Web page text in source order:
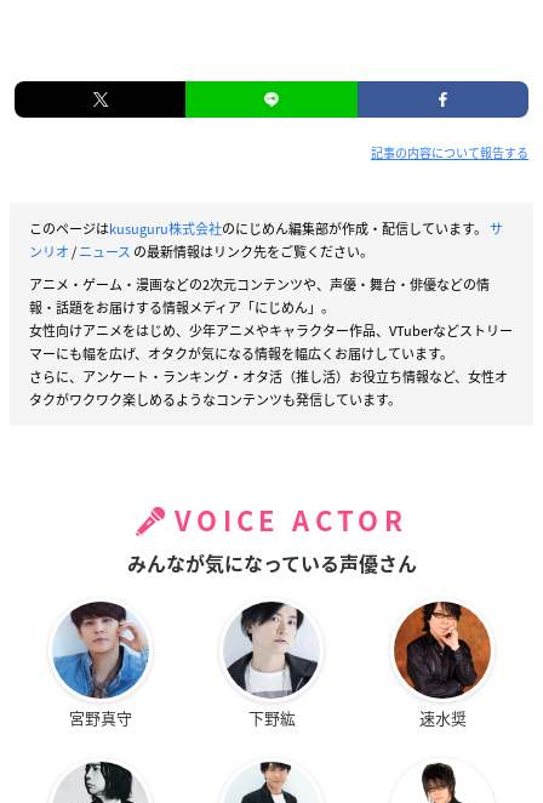
記事の内容について報告する
このページはkusuguru株式会社のにじめん編集部が作成・配信しています。 サ
ンリオ/ニュース の最新情報はリンク先をご覧ください。
アニメ・ゲーム・漫画などの2次元コンテンツや、声優・舞台・俳優などの情
報・話題をお届けする情報メディア「にじめん」。
女性向けアニメをはじめ、少年アニメやキャラクター作品、VTuberなどストリー
マーにも幅を広げ、オタクが気になる情報を幅広くお届けしています。
さらに、アンケート・ランキング・オタ活（推し活）お役立ち情報など、女性オ
タクがワクワク楽しめるようなコンテンツも発信しています。
VOICE ACTOR
みんなが気になっている声優さん
宮野真守 下野紘 速水奨